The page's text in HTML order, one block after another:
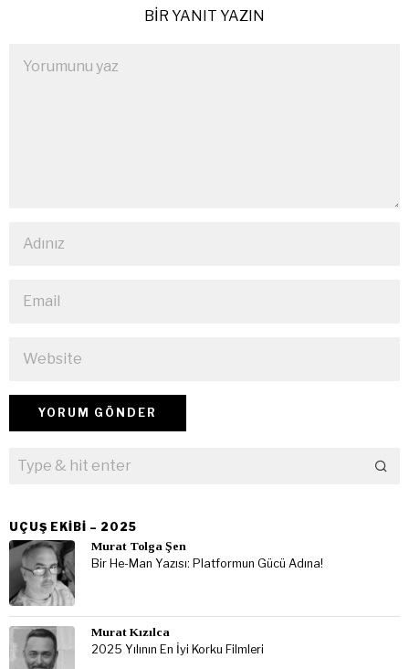
BIR YANIT YAZIN
UÇUŞ EKIBI – 2025
Murat Tolga Şen
Bir He-Man Yazısı: Platformun Gücü Adına!
Murat Kızılca
2025 Yılının En İyi Korku Filmleri